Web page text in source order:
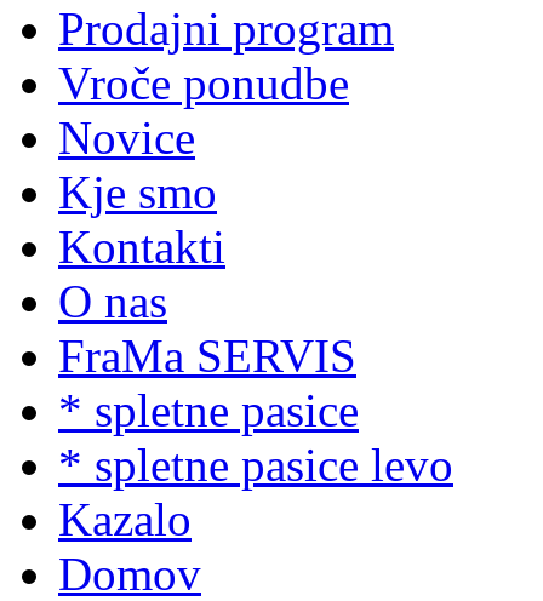
Prodajni program
Vroče ponudbe
Novice
Kje smo
Kontakti
O nas
FraMa SERVIS
* spletne pasice
* spletne pasice levo
Kazalo
Domov